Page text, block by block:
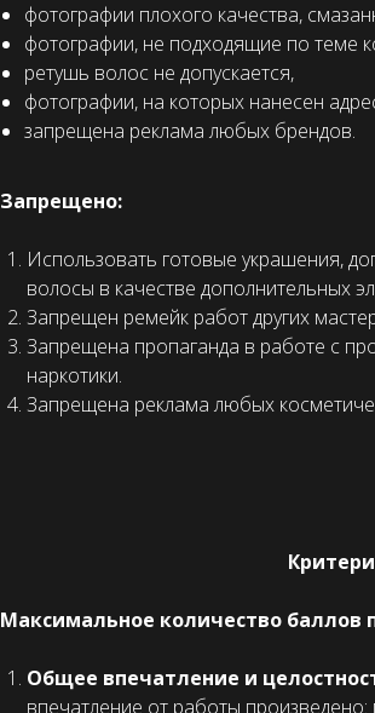
фотографии плохого качества,
фотографии, не подходящие по теме
ретушь волос не допускается,
фотографии, на которых нанесен
запрещена реклама любых брендов.
Запрещено:
Использовать готовые украшения,
волосы в качестве дополнительных
Запрещен ремейк работ других
Запрещена пропаганда в работе с
наркотики.
Запрещена реклама любых
Максимальное количество баллов
Общее впечатление и
впечатление от работы